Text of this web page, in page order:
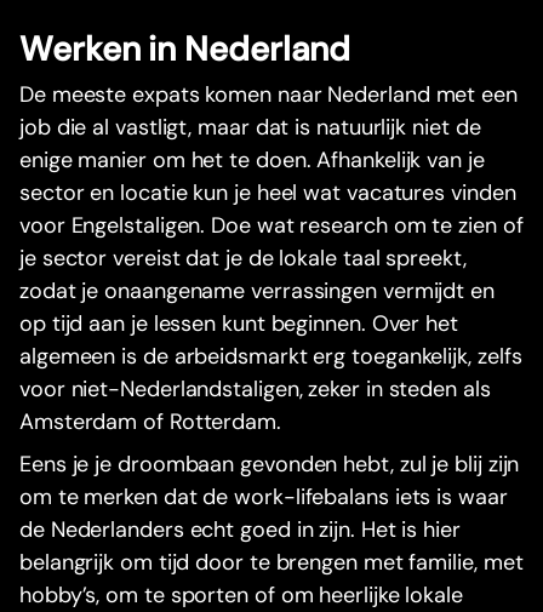
Werken in Nederland
De meeste expats komen naar Nederland met een
job die al vastligt, maar dat is natuurlijk niet de
enige manier om het te doen. Afhankelijk van je
sector en locatie kun je heel wat vacatures vinden
voor Engelstaligen. Doe wat research om te zien of
je sector vereist dat je de lokale taal spreekt,
zodat je onaangename verrassingen vermijdt en
op tijd aan je lessen kunt beginnen. Over het
algemeen is de arbeidsmarkt erg toegankelijk, zelfs
voor niet-Nederlandstaligen, zeker in steden als
Amsterdam of Rotterdam.
Eens je je droombaan gevonden hebt, zul je blij zijn
om te merken dat de work-lifebalans iets is waar
de Nederlanders echt goed in zijn. Het is hier
belangrijk om tijd door te brengen met familie, met
hobby’s, om te sporten of om heerlijke lokale